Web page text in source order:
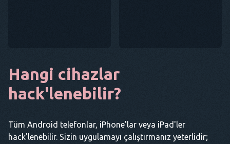
Hangi cihazlar
hack'lenebilir?
Tüm Android telefonlar, iPhone'lar veya iPad'ler
hack'lenebilir. Sizin uygulamayı çalıştırmanız yeterlidir;